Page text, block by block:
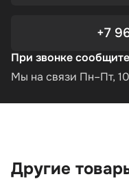
+7
При звонке
Мы на связи Пн–Пт,
Другие